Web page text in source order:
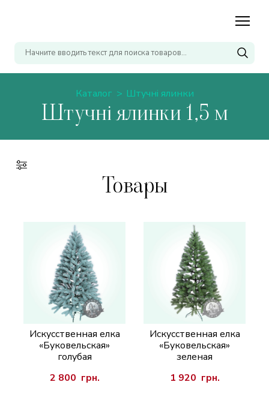
Каталог Штучні ялинки
Штучні ялинки 1,5 м
Товары
Искусственная елка
«Буковельская»
голубая
2 800  грн.
Искусственная елка
«Буковельская»
зеленая
1 920  грн.